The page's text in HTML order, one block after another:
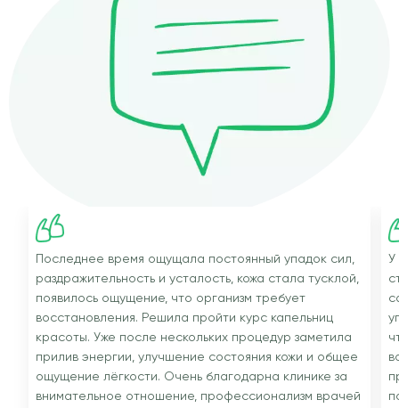
Последнее время ощущала постоянный упадок сил,
раздражительность и усталость, кожа стала тусклой,
появилось ощущение, что организм требует
восстановления. Решила пройти курс капельниц
красоты. Уже после нескольких процедур заметила
прилив энергии, улучшение состояния кожи и общее
ощущение лёгкости. Очень благодарна клинике за
внимательное отношение, профессионализм врачей
У